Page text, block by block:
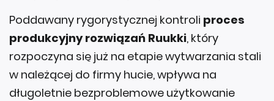
Poddawany rygorystycznej kontroli proces
produkcyjny rozwiązań Ruukki, który
rozpoczyna się już na etapie wytwarzania stali
w należącej do firmy hucie, wpływa na
długoletnie bezproblemowe użytkowanie